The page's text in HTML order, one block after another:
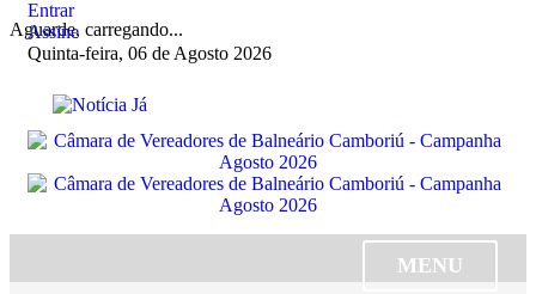
Aguarde, carregando...
Entrar
Assine
Quinta-feira, 06 de Agosto 2026
MENU